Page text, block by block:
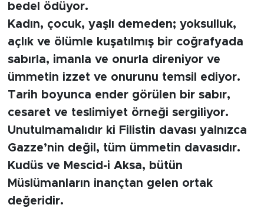
bedel ödüyor.
Kadın, çocuk, yaşlı demeden; yoksulluk,
açlık ve ölümle kuşatılmış bir coğrafyada
sabırla, imanla ve onurla direniyor ve
ümmetin izzet ve onurunu temsil ediyor.
Tarih boyunca ender görülen bir sabır,
cesaret ve teslimiyet örneği sergiliyor.
Unutulmamalıdır ki Filistin davası yalnızca
Gazze’nin değil, tüm ümmetin davasıdır.
Kudüs ve Mescid-i Aksa, bütün
Müslümanların inançtan gelen ortak
değeridir.